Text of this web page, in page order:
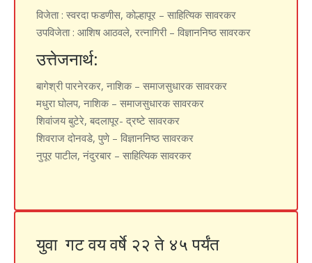
विजेता : स्वरदा फडणीस, कोल्हापूर – साहित्यिक सावरकर
उपविजेता : आशिष आठवले, रत्नागिरी – विज्ञाननिष्ठ सावरकर
उत्तेजनार्थ:
बागेश्री पारनेरकर, नाशिक – समाजसुधारक सावरकर
मधुरा घोलप, नाशिक – समाजसुधारक सावरकर
शिवांजय बुटेरे, बदलापूर- द्रष्टे सावरकर
शिवराज दोनवडे, पुणे – विज्ञाननिष्ठ सावरकर
नुपूर पाटील, नंदुरबार – साहित्यिक सावरकर
युवा गट वय वर्षे २२ ते ४५ पर्यंत